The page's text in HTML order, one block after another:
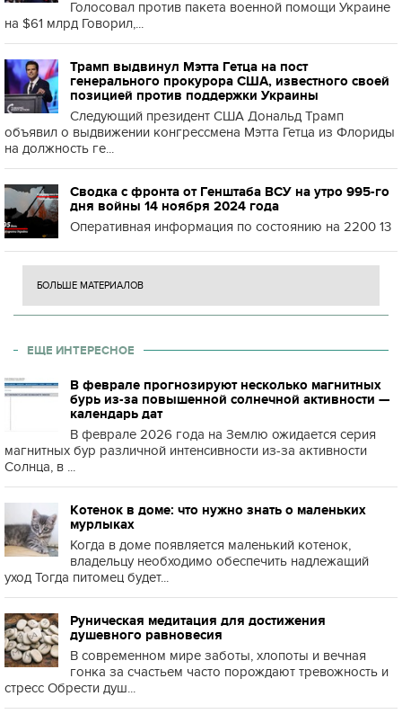
Голосовал против пакета военной помощи Украине
на $61 млрд Говорил,...
Трамп выдвинул Мэтта Гетца на пост
генерального прокурора США, известного своей
позицией против поддержки Украины
Следующий президент США Дональд Трамп
объявил о выдвижении конгрессмена Мэтта Гетца из Флориды
на должность ге...
Сводка с фронта от Генштаба ВСУ на утро 995-го
дня войны 14 ноября 2024 года
Оперативная информация по состоянию на 2200 13
БОЛЬШЕ МАТЕРИАЛОВ
ЕЩЕ ИНТЕРЕСНОЕ
В феврале прогнозируют несколько магнитных
бурь из-за повышенной солнечной активности —
календарь дат
В феврале 2026 года на Землю ожидается серия
магнитных бур различной интенсивности из-за активности
Солнца, в ...
Котенок в доме: что нужно знать о маленьких
мурлыках
Когда в доме появляется маленький котенок,
владельцу необходимо обеспечить надлежащий
уход Тогда питомец будет...
Руническая медитация для достижения
душевного равновесия
В современном мире заботы, хлопоты и вечная
гонка за счастьем часто порождают тревожность и
стресс Обрести душ...